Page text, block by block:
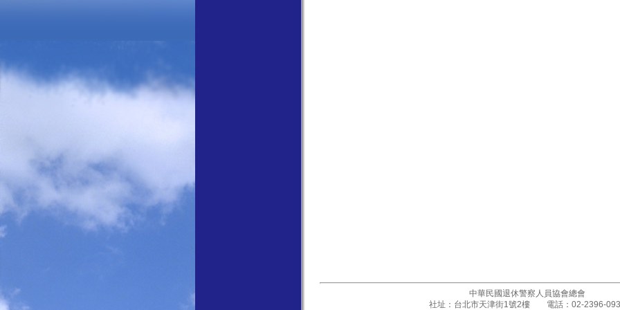
中華民國退休警察人員協會總會
社址：台北市天津街1號2樓 電話：02-2396-